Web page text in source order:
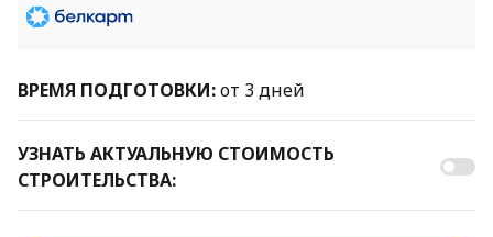
ВРЕМЯ ПОДГОТОВКИ:от 3 дней
УЗНАТЬ АКТУАЛЬНУЮ СТОИМОСТЬ
СТРОИТЕЛЬСТВА: